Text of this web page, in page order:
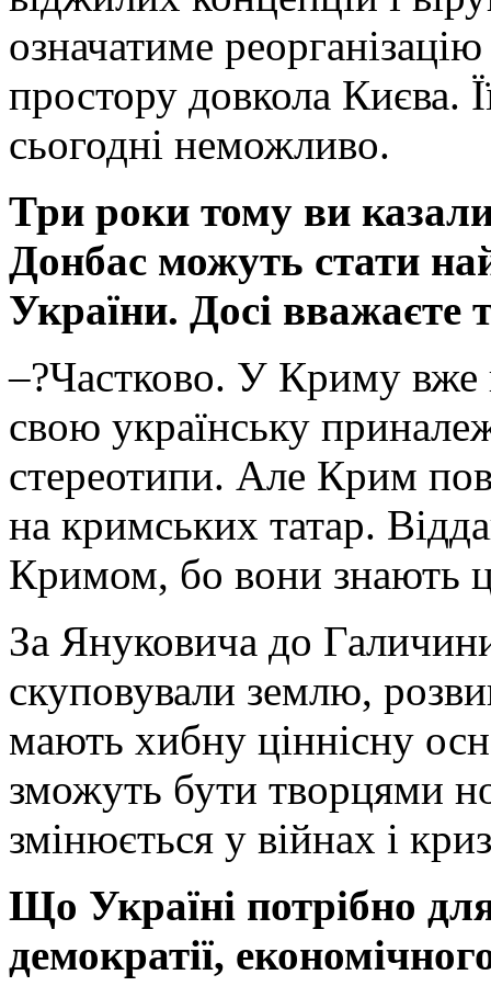
означатиме
простору довкола Києва.
сьогодні неможливо.
Три роки тому ви
Донбас можуть стати
України. Досі вважаєте
–?Частково. У Криму вже
свою українську
стереотипи. Але Крим
на кримських татар.
Кримом, бо вони знають
За Януковича до
скуповували землю,
мають хибну ціннісну
зможуть бути творцями
змінюється у війнах і
Що Україні потрібно
демократії,